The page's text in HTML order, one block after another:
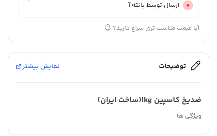
ارسال توسط پانته آ
آیا قیمت مناسب تری سراغ دارید؟
توضیحات نمایش بیشتر
ضدیخ کاسپین 1kg(ساخت ایران)
ویژگی ها